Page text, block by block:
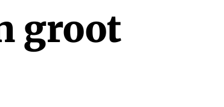
groot